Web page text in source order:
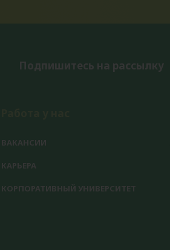
Подпишитесь на рассылку
ВАКАНСИИ
КАРЬЕРА
КОРПОРАТИВНЫЙ УНИВЕРСИТЕТ